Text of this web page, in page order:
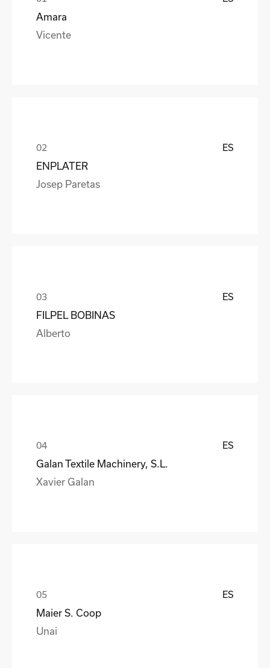
Amara
Vicente
ES
ENPLATER
Josep Paretas
ES
FILPEL BOBINAS
Alberto
ES
Galan Textile Machinery, S.L.
Xavier Galan
ES
Maier S. Coop
Unai